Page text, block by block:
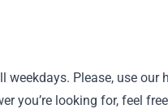
weekdays. Please, use our
you’re looking for, feel